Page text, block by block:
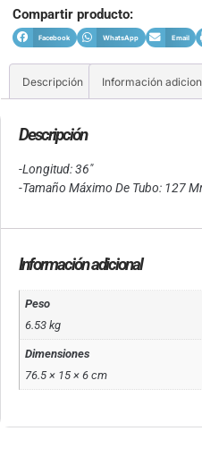
Compartir producto:
Facebook WhatsApp Email
Descripción Información
Descripción
-Longitud: 36″
-Tamaño Máximo De Tubo: 127
Información adicional
Peso
6.53 kg
Dimensiones
76.5 × 15 × 6 cm